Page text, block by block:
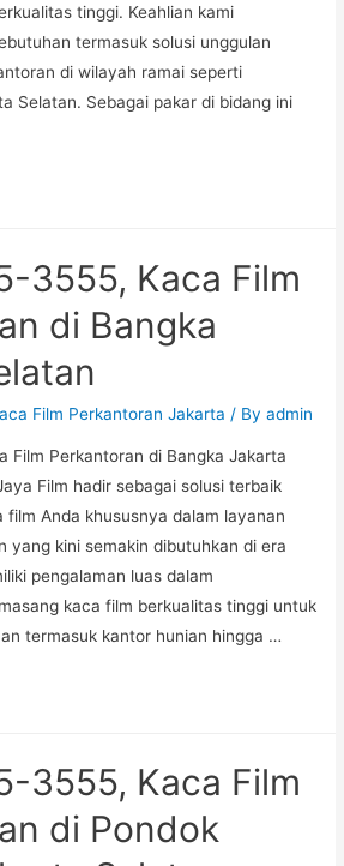
tinggi. Keahlian kami
termasuk solusi unggulan
di wilayah ramai seperti
Selatan. Sebagai pakar di bidang ini
3555, Kaca Film
di Bangka
Film Perkantoran Jakarta / Byadmin
Film Perkantoran di Bangka Jakarta
Film hadir sebagai solusi terbaik
film Anda khususnya dalam layanan
yang kini semakin dibutuhkan di era
pengalaman luas dalam
kaca film berkualitas tinggi untuk
termasuk kantor hunian hingga …
3555, Kaca Film
di Pondok